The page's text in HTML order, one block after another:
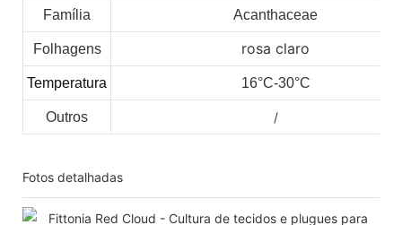
Família Acanthaceae
Folhagens rosa claro
Temperatura 16°C-30°C
Outros /
Fotos detalhadas